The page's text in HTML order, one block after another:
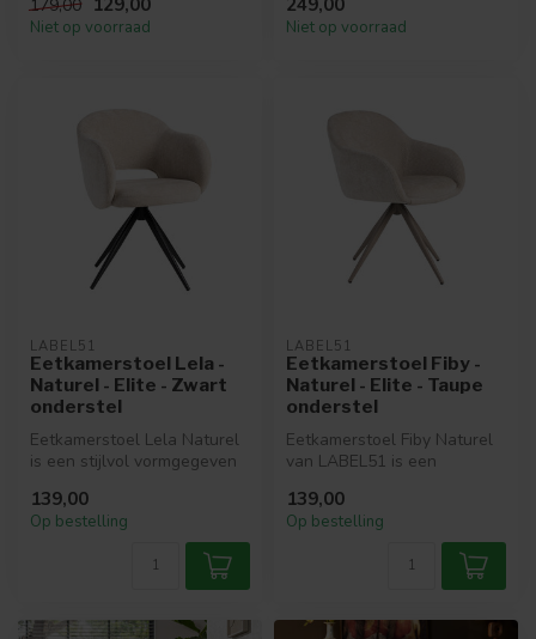
179,00
Niet op voorraad
arml...
Niet op voorraad
LABEL51
Eetkamerstoel Lela -
Naturel - Elite - Zwart
onderstel
Eetkamerstoel Lela Naturel
is een stijlvol vormgegeven
139,00
Op bestelling
LABEL51
Eetkamerstoel Fiby -
Naturel - Elite - Taupe
onderstel
Eetkamerstoel Fiby Naturel
van LABEL51 is een
eetkamers...
139,00
Op bestelling